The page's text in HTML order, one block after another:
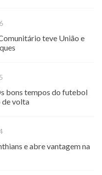
teve União e
bons tempos do futebol
de volta
e abre vantagem na